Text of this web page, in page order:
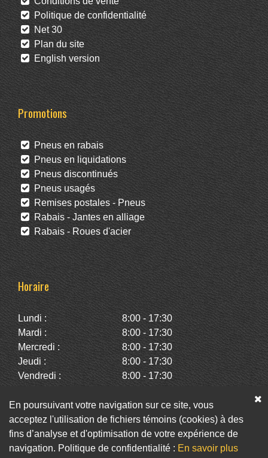
Politique de confidentialité
Net 30
Plan du site
English version
Promotions
Pneus en rabais
Pneus en liquidations
Pneus discontinués
Pneus usagés
Remises postales - Pneus
Rabais - Jantes en alliage
Rabais - Roues d'acier
Horaire
Lundi :
8:00 - 17:30
Mardi :
8:00 - 17:30
Mercredi :
8:00 - 17:30
Jeudi :
8:00 - 17:30
Vendredi :
8:00 - 17:30
Dimanche :
Fermé
Facebook Twitter Infolettre
En poursuivant votre navigation sur ce site, vous
acceptez l'utilisation de fichiers témoins (cookies) à des
fins d’analyse et d'optimisation de votre expérience de
navigation. Politique de confidentialité : En savoir plus